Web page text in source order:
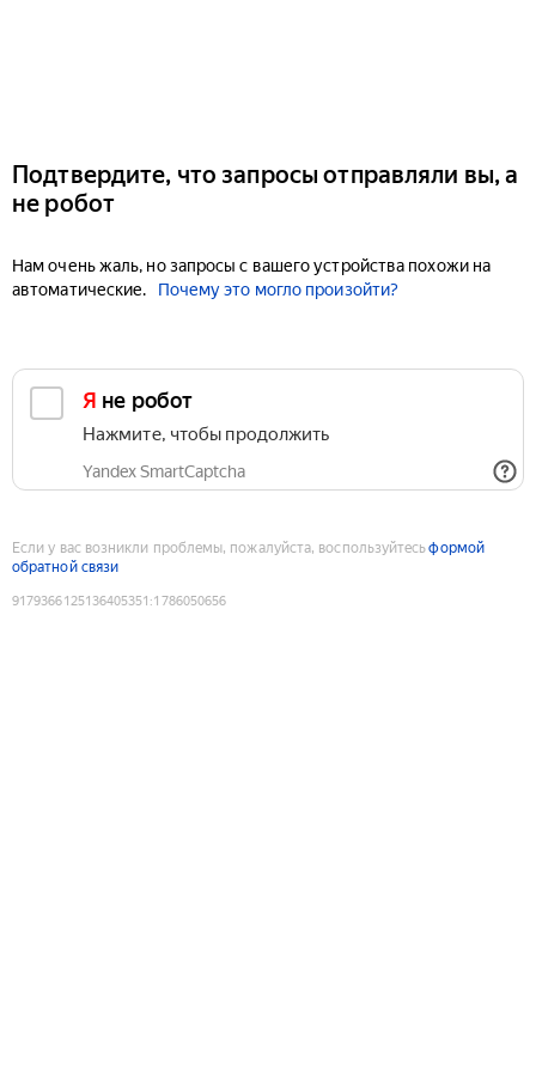
Подтвердите, что запросы отправляли вы, а
не робот
Нам очень жаль, но запросы с вашего устройства похожи на
автоматические.
Почему это могло произойти?
Я не робот
Нажмите, чтобы продолжить
Yandex SmartCaptcha
Если у вас возникли проблемы, пожалуйста, воспользуйтесьформой
обратной связи
9179366125136405351 :1786050656